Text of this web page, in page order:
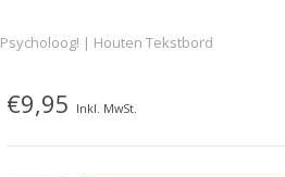
| Houten Tekstbord
€9,95 Inkl. MwSt.